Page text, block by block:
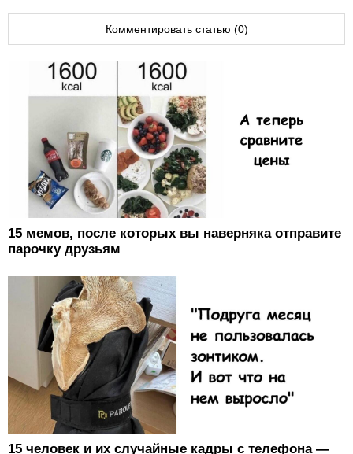
Комментировать статью (0)
15 мемов, после которых вы наверняка отправите
парочку друзьям
15 человек и их случайные кадры с телефона —